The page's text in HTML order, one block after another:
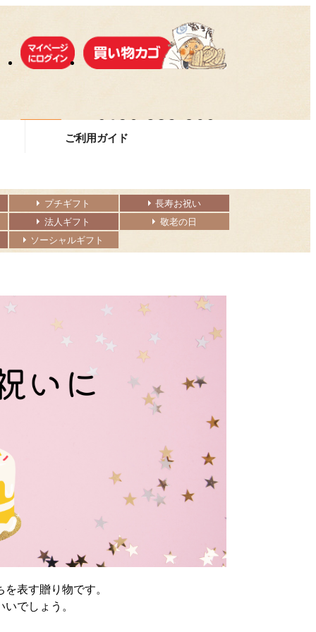
ご利用ガイド
プチギフト
長寿お祝い
法人ギフト
敬老の日
ソーシャルギフト
表す贈り物です。
でしょう。